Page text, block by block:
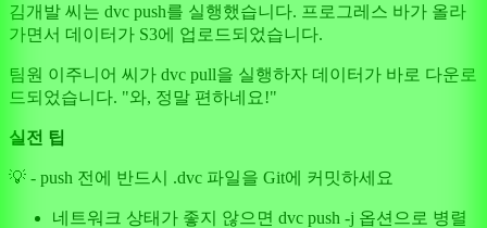
김개발 씨는 dvc push를 실행했습니다. 프로그레스 바가 올라
가면서 데이터가 S3에 업로드되었습니다.
팀원 이주니어 씨가 dvc pull을 실행하자 데이터가 바로 다운로
드되었습니다. "와, 정말 편하네요!"
실전 팁
💡 - push 전에 반드시 .dvc 파일을 Git에 커밋하세요
네트워크 상태가 좋지 않으면 dvc push -j 옵션으로 병렬